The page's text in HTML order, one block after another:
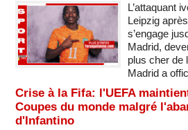
L’attaquant
Leipzig
s’engage
Madrid,
plus cher de
Madrid a
Crise à la Fifa: l'UEFA
Coupes du monde malgré
d'Infantino